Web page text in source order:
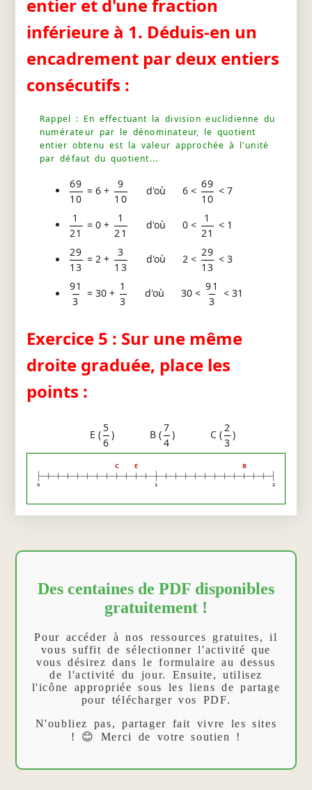
entier et d'une fraction
inférieure à 1. Déduis-en un
encadrement par deux entiers
consécutifs :
Rappel : En effectuant la division euclidienne du
numérateur par le dénominateur, le quotient
entier obtenu est la valeur approchée à l'unité
par défaut du quotient...
69
10
= 6 +
9
10
d'où 6 <
69
10
< 7
1
21
= 0 +
1
21
d'où 0 <
1
21
< 1
29
13
= 2 +
3
13
d'où 2 <
29
13
< 3
91
3
= 30 +
1
3
d'où 30 <
91
3
< 31
Exercice 5 : Sur une même
droite graduée, place les
points :
E (
5
6
) B (
7
4
) C (
2
3
)
0 1 2
E B
C
Des centaines de PDF disponibles
gratuitement !
Pour accéder à nos ressources gratuites, il
vous suffit de sélectionner l'activité que
vous désirez dans le formulaire au dessus
de l'activité du jour. Ensuite, utilisez
l'icône appropriée sous les liens de partage
pour télécharger vos PDF.
N'oubliez pas, partager fait vivre les sites
! 😊 Merci de votre soutien !